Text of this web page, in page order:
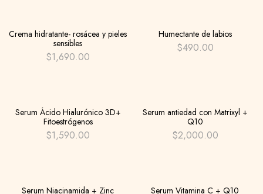
Crema hidratante- rosácea y pieles
sensibles
$1,690.00
Humectante de labios
$490.00
Serum Ácido Hialurónico 3D+
Fitoestrógenos
$1,590.00
Serum antiedad con Matrixyl +
Q10
$2,000.00
Serum Niacinamida + Zinc Serum Vitamina C + Q10